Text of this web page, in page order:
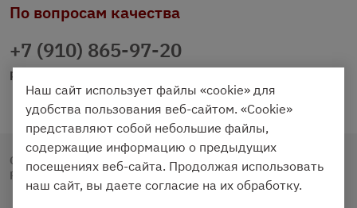
По вопросам качества
+7 (910) 865-97-20
prazdnichniy40@palmi.ru
Copyright © 2020 - 2026. Праздничный Стол.
Разработка и продвижение - Vegas Studio
Наш сайт использует файлы «cookie» для
удобства пользования веб-сайтом. «Cookie»
представляют собой небольшие файлы,
содержащие информацию о предыдущих
посещениях веб-сайта. Продолжая использовать
наш сайт, вы даете согласие на их обработку.